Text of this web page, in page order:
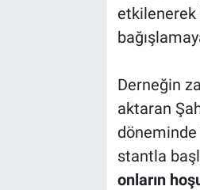
etkilenerek
Derneğin
aktaran
döneminde
stantla
onların